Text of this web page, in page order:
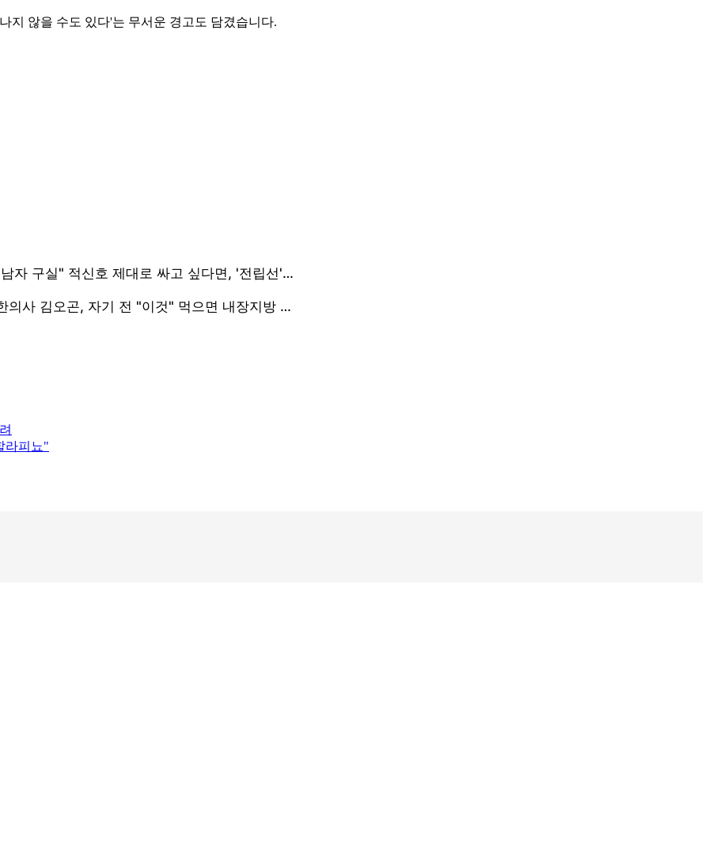
지 않을 수도 있다'는 무서운 경고도 담겼습니다.
라피뇨"